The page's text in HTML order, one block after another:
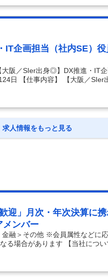
ループ本社ビル勤務／福利厚生
IT企画担当（社内SE）
大阪／SIer出身◎】DX推進・IT
日 【仕事内容】 【大阪／SIer
務改革◆信和G◆年休124日 【
★売り上げ1000億突破！5年後に
福利厚生充実！社員の家族まで
務そのものを変えるDX・IT戦略
求人情報をもっと見る
迎」月次・年次決算に
メンバー
金融＞その他 ※会員属性などに
る場合があります 【当社につい
う金融事業者です。 設立から
盤を確立しています。 現在はさ
に向けて組織強化を急速に進め